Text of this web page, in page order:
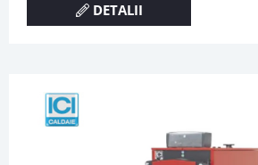
DETALII